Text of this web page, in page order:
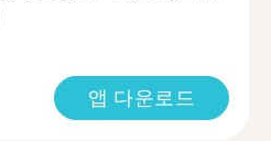
앱 다운로드